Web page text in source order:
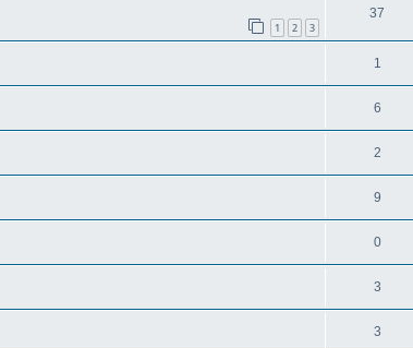
1 2 3
37
1
6
2
9
0
3
3